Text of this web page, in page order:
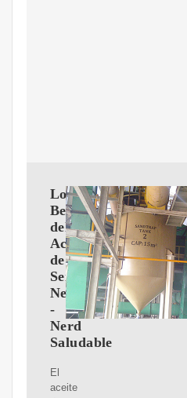
Los
Beneficios
del
Aceite
de
Semilla
Negra
-
Nerd
Saludable
El
aceite